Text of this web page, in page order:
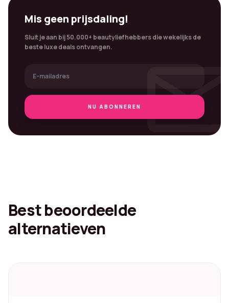
Mis geen prijsdaling!
Sluit je aan bij 50.000+ beautyliefhebbers die wekelijks de
beste luxe deals ontvangen.
NU ABONNEREN
Best beoordeelde
alternatieven